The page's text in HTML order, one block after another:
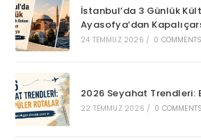
İstanbul’da 3 Günlük
Ayasofya’dan
24 TEMMUZ 2026 / 0 COMMENTS
2026 Seyahat Trendleri:
22 TEMMUZ 2026 / 0 COMMENTS